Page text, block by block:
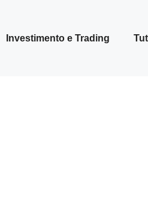
Investimento e Trading